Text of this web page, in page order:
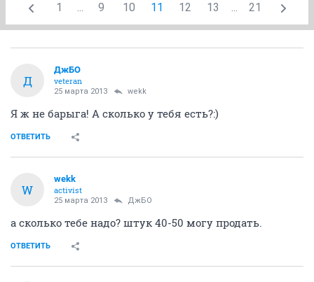
1 ... 9 10 11 12 13 ... 21
Д
ДжБО
veteran
25 марта 2013 wekk
Я ж не барыга! А сколько у тебя есть?:)
ОТВЕТИТЬ
W
wekk
activist
25 марта 2013 ДжБО
а сколько тебе надо? штук 40-50 могу продать.
ОТВЕТИТЬ